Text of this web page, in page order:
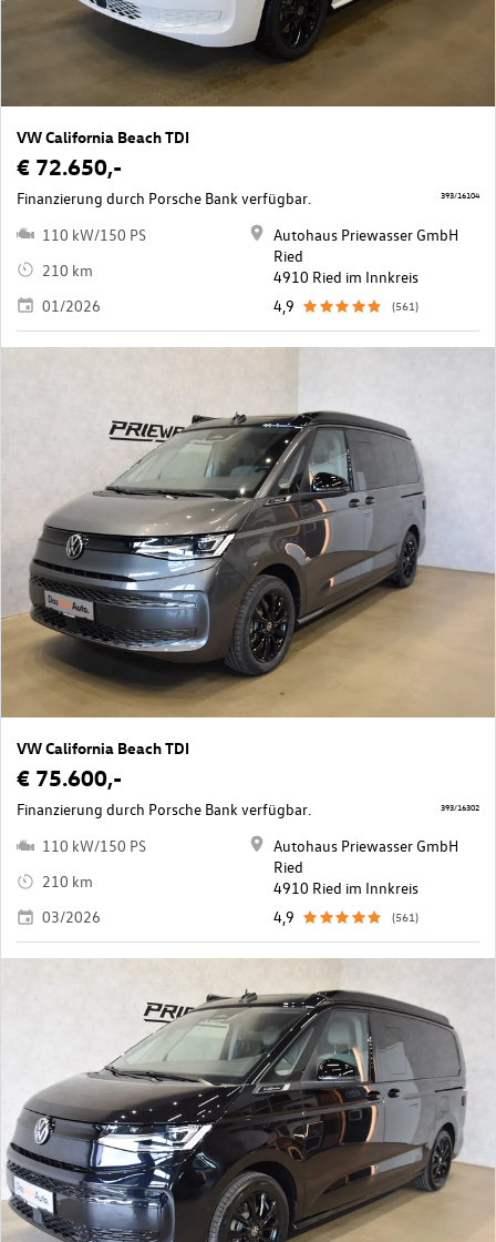
VW California Beach TDI
€ 72.650,-
Finanzierung durch Porsche Bank verfügbar.
110 kW/150 PS
210 km
01/2026
Autohaus Priewasser GmbH
Ried
4910 Ried im Innkreis
4,9
(561)
393/16104
VW California Beach TDI
€ 75.600,-
Finanzierung durch Porsche Bank verfügbar.
110 kW/150 PS
210 km
03/2026
Autohaus Priewasser GmbH
Ried
4910 Ried im Innkreis
4,9
(561)
393/16302